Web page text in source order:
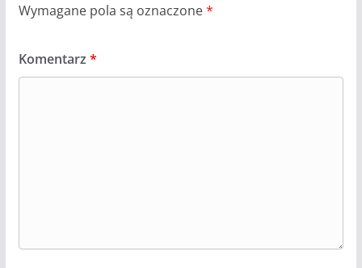
Wymagane pola są oznaczone*
Komentarz *